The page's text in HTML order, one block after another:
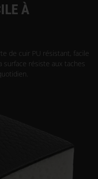
À
de cuir PU résistant, facile
surface résiste aux taches